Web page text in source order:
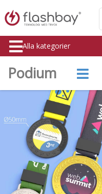
Alla kategorier
Podium